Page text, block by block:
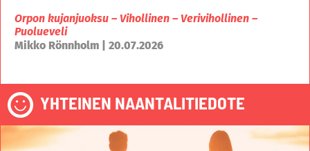
Orpon kujanjuoksu – Vihollinen – Verivihollinen –
Puolueveli
Mikko Rönnholm | 20.07.2026
YHTEINEN NAANTALITIEDOTE